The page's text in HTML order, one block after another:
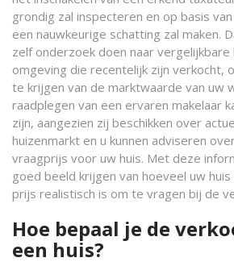
grondig zal inspecteren en op basis
een nauwkeurige schatting zal maken.
zelf onderzoek doen naar vergelijkbare
omgeving die recentelijk zijn verkocht,
te krijgen van de marktwaarde van uw
raadplegen van een ervaren makelaar
zijn, aangezien zij beschikken over
huizenmarkt en u kunnen adviseren
vraagprijs voor uw huis. Met deze
goed beeld krijgen van hoeveel uw
prijs realistisch is om te vragen bij de
Hoe bepaal je de
een huis?